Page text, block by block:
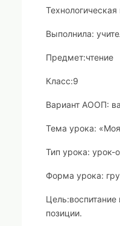
Технологическая
Выполнила:
Предмет:чтение
Класс:9
Вариант АООП:
Тема урока:
Тип урока: урок-
Форма урока:
Цель:
позиции.